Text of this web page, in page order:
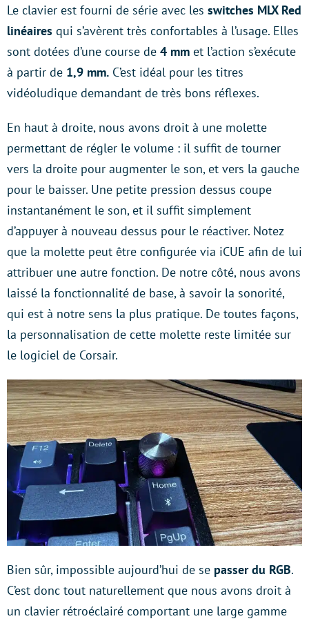
Le clavier est fourni de série avec les switches MLX Red
linéaires qui s’avèrent très confortables à l’usage. Elles
sont dotées d’une course de 4 mm et l’action s’exécute
à partir de 1,9 mm. C’est idéal pour les titres
vidéoludique demandant de très bons réflexes.
En haut à droite, nous avons droit à une molette
permettant de régler le volume : il suffit de tourner
vers la droite pour augmenter le son, et vers la gauche
pour le baisser. Une petite pression dessus coupe
instantanément le son, et il suffit simplement
d’appuyer à nouveau dessus pour le réactiver. Notez
que la molette peut être configurée via iCUE afin de lui
attribuer une autre fonction. De notre côté, nous avons
laissé la fonctionnalité de base, à savoir la sonorité,
qui est à notre sens la plus pratique. De toutes façons,
la personnalisation de cette molette reste limitée sur
le logiciel de Corsair.
Bien sûr, impossible aujourd’hui de se passer du RGB.
C’est donc tout naturellement que nous avons droit à
un clavier rétroéclairé comportant une large gamme